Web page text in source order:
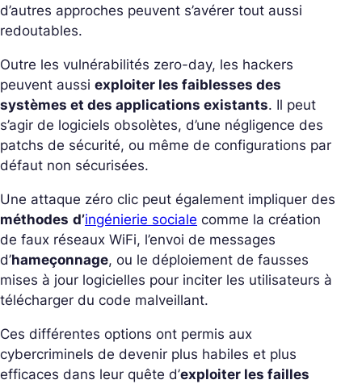
d’autres approches peuvent s’avérer tout aussi
redoutables.
Outre les vulnérabilités zero-day, les hackers
peuvent aussi exploiter les faiblesses des
systèmes et des applications existants. Il peut
s’agir de logiciels obsolètes, d’une négligence des
patchs de sécurité, ou même de configurations par
défaut non sécurisées.
Une attaque zéro clic peut également impliquer des
méthodes d’ingénierie sociale comme la création
de faux réseaux WiFi, l’envoi de messages
d’hameçonnage, ou le déploiement de fausses
mises à jour logicielles pour inciter les utilisateurs à
télécharger du code malveillant.
Ces différentes options ont permis aux
cybercriminels de devenir plus habiles et plus
efficaces dans leur quête d’exploiter les failles